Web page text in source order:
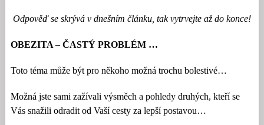
Odpověď se skrývá v dnešním článku, tak vytrvejte až do konce!
OBEZITA – ČASTÝ PROBLÉM …
Toto téma může být pro někoho možná trochu bolestivé…
Možná jste sami zažívali výsměch a pohledy druhých, kteří se
Vás snažili odradit od Vaší cesty za lepší postavou…